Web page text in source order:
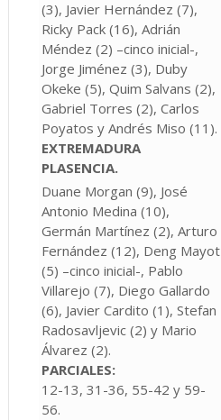
(3), Javier Hernández (7),
Ricky Pack (16), Adrián
Méndez (2) –cinco inicial-,
Jorge Jiménez (3), Duby
Okeke (5), Quim Salvans (2),
Gabriel Torres (2), Carlos
Poyatos y Andrés Miso (11).
EXTREMADURA
PLASENCIA.
Duane Morgan (9), José
Antonio Medina (10),
Germán Martínez (2), Arturo
Fernández (12), Deng Mayot
(5) –cinco inicial-, Pablo
Villarejo (7), Diego Gallardo
(6), Javier Cardito (1), Stefan
Radosavljevic (2) y Mario
Álvarez (2).
PARCIALES:
12-13, 31-36, 55-42 y 59-
56.